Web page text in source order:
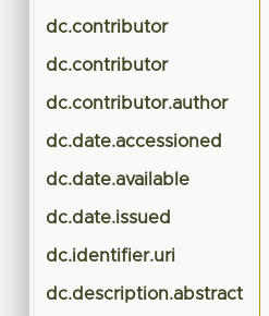
dc.contributor
dc.contributor
dc.contributor.author
dc.date.accessioned
dc.date.available
dc.date.issued
dc.identifier.uri
dc.description.abstract